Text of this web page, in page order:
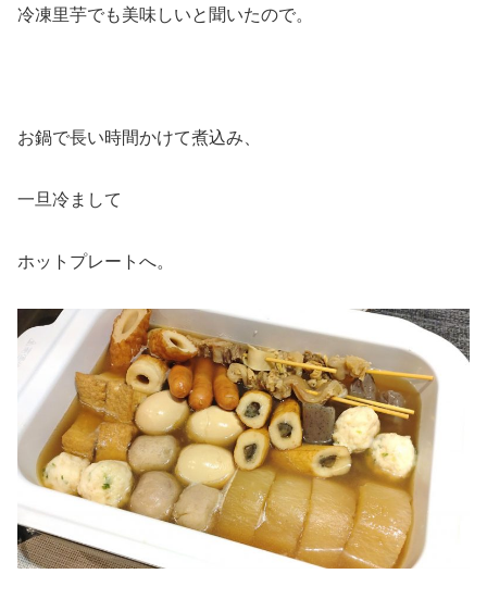
冷凍里芋でも美味しいと聞いたので。
お鍋で長い時間かけて煮込み、
一旦冷まして
ホットプレートへ。